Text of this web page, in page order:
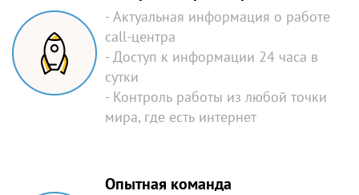
- Актуальная информация о работе
call-центра
- Доступ к информации 24 часа в
сутки
- Контроль работы из любой точки
мира, где есть интернет
Опытная команда